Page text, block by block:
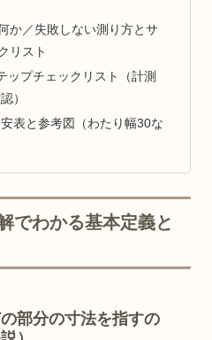
か／失敗しない測り方とサ
リスト
ップチェックリスト（計測
）
表と参考図（わたり幅30な
でわかる基本定義と
部分の寸法を指すの